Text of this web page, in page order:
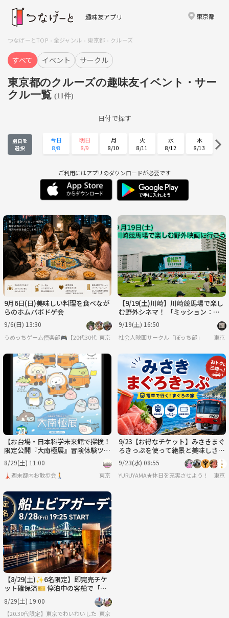
趣味友アプリ 東京都
つなげーとTOP 全ジャンル 東京都 クルーズ
すべて イベント サークル
東京都のクルーズの趣味友イベント・サー
クル一覧 (11件)
日付で探す
別日を
選択
今日
8/8
明日
8/9
月
8/10
火
8/11
水
8/12
木
8/13
8/14 8/15 8/16 8/17 8/18
木
8/20
金
8/21
日
8/23
月
8/24
8/26 8/27 8/28 8/30 8/31
火
9/1
水
9/2
木
9/3
金
9/4
土 日
9/6
ご利用にはアプリのダウンロードが必要です
9月6日(日)美味しい料理を食べなが
らのホムパボドゲ会
9/6(日) 13:30
うめっちゲーム倶楽部🎮【20代30代限定】
東京
【9/19(土)川崎】川崎競馬場で楽し
む野外シネマ！ 「ミッション：イ
ンポッシブル／ファイナル・レコニ
ング」鑑賞会
9/19(土) 16:50
社会人映画サークル「ぼっち部」 東京
【お台場・日本科学未来館で探検！
限定公開『大南極展』冒険体験ツア
ー🌏✨
8/29(土) 11:00
🗼週末都内お散歩会🚶 東京
9/23【お得なチケット】みさきまぐ
ろきっぷを使って絶景と美味しさを
満喫する日帰りの旅
9/23(水) 08:55
YURUYAMA★休日を充実させよう！（グル
東京
【8/29(土)✨6名限定】即完売チケ
ット確保済🎫 停泊中の客船で「船
上ビアガーデン」を満喫しません
か？🍻
8/29(土) 19:00
【20.30代限定】東京でわいわいしたいコミュニティ
東京